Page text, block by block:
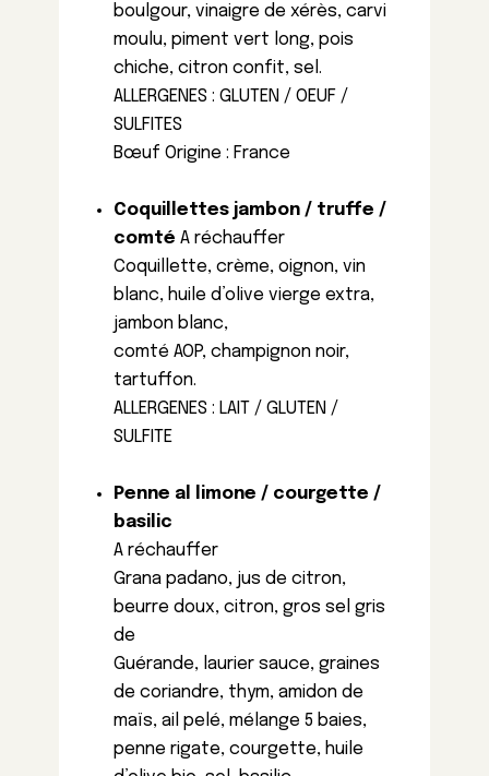
boulgour, vinaigre de xérès, carvi
moulu, piment vert long, pois
chiche, citron confit, sel.
ALLERGENES : GLUTEN / OEUF /
SULFITES
Bœuf Origine : France
Coquillettes jambon / truffe /
comté A réchauffer
Coquillette, crème, oignon, vin
blanc, huile d’olive vierge extra,
jambon blanc,
comté AOP, champignon noir,
tartuffon.
ALLERGENES : LAIT / GLUTEN /
SULFITE
Penne al limone / courgette /
basilic
A réchauffer
Grana padano, jus de citron,
beurre doux, citron, gros sel gris
de
Guérande, laurier sauce, graines
de coriandre, thym, amidon de
maïs, ail pelé, mélange 5 baies,
penne rigate, courgette, huile